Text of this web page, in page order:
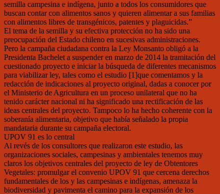
semilla campesina e indígena, junto a todos los consumidores que
buscan contar con alimentos sanos y quieren alimentar a sus familias
con alimentos libres de transgénicos, patentes y plaguicidas.”
El tema de la semilla y su efectiva protección no ha sido una
preocupación del Estado chileno en sucesivas administraciones.
Pero la campaña ciudadana contra la Ley Monsanto obligó a la
Presidenta Bachelet a suspender en marzo de 2014 la tramitación del
cuestionado proyecto e iniciar la búsqueda de diferentes mecanismos
para viabilizar ley, tales como el estudio [1]que comentamos y la
redacción de indicaciones al proyecto original, dadas a conocer por
el Ministerio de Agricultura en un proceso unilateral que no ha
tenido carácter nacional ni ha significado una rectificación de las
ideas centrales del proyecto. Tampoco lo ha hecho coherente con la
soberanía alimentaria, objetivo que había señalado la propia
mandataria durante su campaña electoral.
UPOV 91 es lo central
Al revés de los consultores que realizaron este estudio, las
organizaciones sociales, campesinas y ambientales tenemos muy
claros los objetivos centrales del proyecto de ley de Obtentores
Vegetales: promulgar el convenio UPOV 91 que cercena derechos
fundamentales de los y las campesinas e indígenas, amenaza la
biodiversidad y pavimenta el camino para la expansión de los